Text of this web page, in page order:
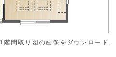
1階間取り図の画像をダウンロード